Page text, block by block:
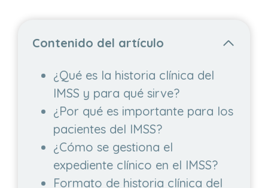
Contenido del artículo
¿Qué es la historia clínica del
IMSS y para qué sirve?
¿Por qué es importante para los
pacientes del IMSS?
¿Cómo se gestiona el
expediente clínico en el IMSS?
Formato de historia clínica del